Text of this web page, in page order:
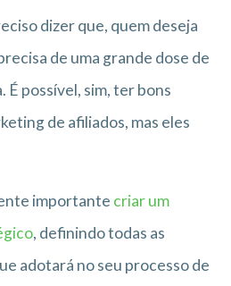
dizer que, quem deseja
de uma grande dose de
É possível, sim, ter bons
de afiliados, mas eles
importante criar um
, definindo todas as
adotará no seu processo de